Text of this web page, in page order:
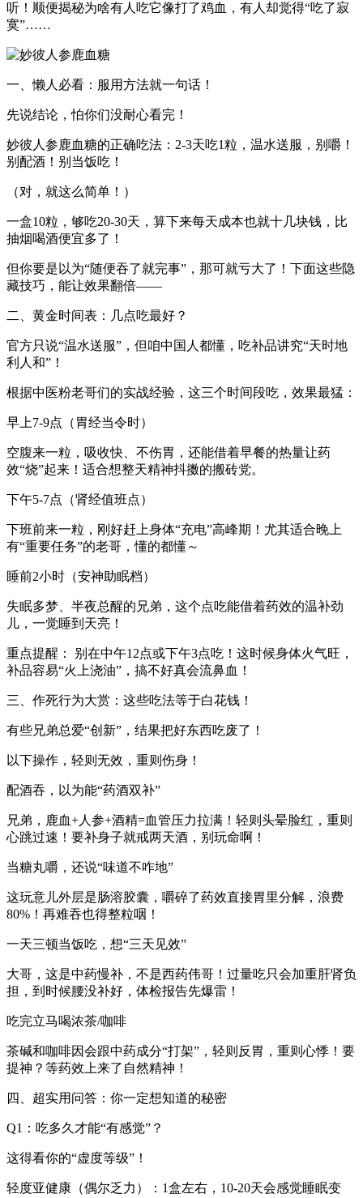
听！顺便揭秘为啥有人吃它像打了鸡血，有人却觉得“吃了寂
寞”……
一、懒人必看：服用方法就一句话！‌
先说结论，怕你们没耐心看完！
妙彼人参鹿血糖的正确吃法：2-3天吃1粒，温水送服，别嚼！
别配酒！别当饭吃！‌
（对，就这么简单！）
一盒10粒，够吃20-30天，算下来每天成本也就十几块钱，比
抽烟喝酒便宜多了！
但你要是以为“随便吞了就完事”，那可就亏大了！下面这些隐
藏技巧，能让效果翻倍——
二、黄金时间表：几点吃最好？‌
官方只说“温水送服”，但咱中国人都懂，吃补品讲究“天时地
利人和”！
根据中医粉老哥们的实战经验，‌这三个时间段吃，效果最猛‌：
早上7-9点（胃经当令时）‌
空腹来一粒，吸收快、不伤胃，还能借着早餐的热量让药
效“烧”起来！适合想整天精神抖擞的搬砖党。
下午5-7点（肾经值班点）‌
下班前来一粒，刚好赶上身体“充电”高峰期！尤其适合晚上
有“重要任务”的老哥，懂的都懂～
睡前2小时（安神助眠档）‌
失眠多梦、半夜总醒的兄弟，这个点吃能借着药效的温补劲
儿，一觉睡到天亮！
重点提醒：‌ 别在中午12点或下午3点吃！这时候身体火气旺，
补品容易“火上浇油”，搞不好真会流鼻血！
三、作死行为大赏：这些吃法等于白花钱！‌
有些兄弟总爱“创新”，结果把好东西吃废了！
以下操作，轻则无效，重则伤身！‌
配酒吞，以为能“药酒双补”‌
兄弟，鹿血+人参+酒精=血管压力拉满！轻则头晕脸红，重则
心跳过速！要补身子就戒两天酒，别玩命啊！
当糖丸嚼，还说“味道不咋地”‌
这玩意儿外层是肠溶胶囊，嚼碎了药效直接胃里分解，浪费
80%！再难吞也得整粒咽！
一天三顿当饭吃，想“三天见效”‌
大哥，这是中药慢补，不是西药伟哥！过量吃只会加重肝肾负
担，到时候腰没补好，体检报告先爆雷！
吃完立马喝浓茶/咖啡‌
茶碱和咖啡因会跟中药成分“打架”，轻则反胃，重则心悸！要
提神？等药效上来了自然精神！
四、超实用问答：你一定想知道的秘密‌
Q1：吃多久才能“有感觉”？‌
这得看你的“虚度等级”！
轻度亚健康（偶尔乏力）：1盒左右，10-20天会感觉睡眠变